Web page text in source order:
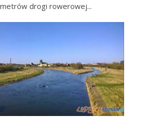
drogi rowerowej...